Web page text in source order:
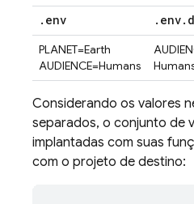
. env . env.
PLANET=Earth
AUDIENCE=Humans
Considerando os valores
separados, o conjunto de
implantadas com suas
com o projeto de destino: